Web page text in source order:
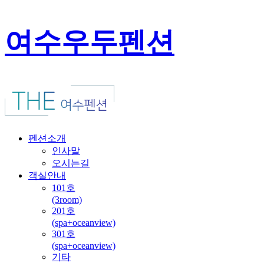
여수우두펜션
펜션소개
인사말
오시는길
객실안내
101호
(3room)
201호
(spa+oceanview)
301호
(spa+oceanview)
기타